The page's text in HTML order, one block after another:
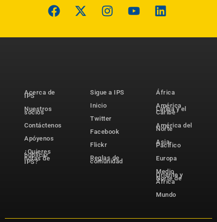
Acerca de
IPS
Nuestros
socios
Contáctenos
Apóyenos
¿Quieres
publicar
notas de
IPS?
Sigue a IPS
Inicio
Twitter
Facebook
Flickr
Reglas de
comunidad
África
América
Latina y el
Caribe
América del
Norte
Asia-
Pacífico
Europa
Medio
Oriente y
Norte de
África
Mundo